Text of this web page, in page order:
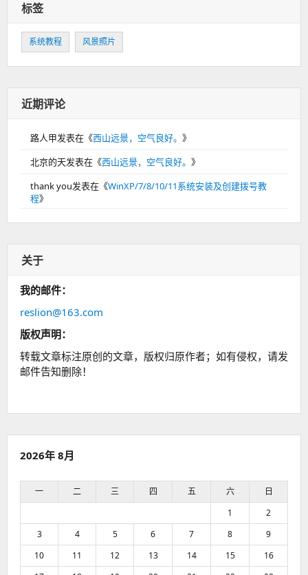
标签
系统教程 风景照片
近期评论
路人甲发表在《西山远景，空气良好。 》
北京的天发表在《西山远景，空气良好。 》
thank you发表在《WinXP/7/8/10/11系统安装及创建拨号教
程》
关于
我的邮件：
reslion@163.com
版权声明：
转载文章标注原创的文章，版权归原作者；如有侵权，请发
邮件告知删除！
2026年 8月
一 二 三 四 五 六
日
1
2
3
4 5 6 7 8
9
10
11 12 13 14 15
16